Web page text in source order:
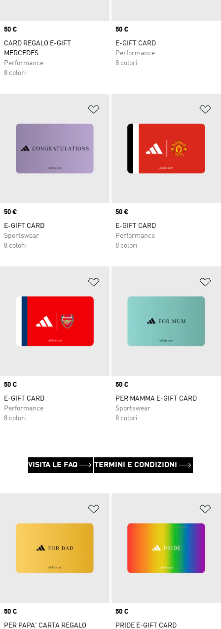
Price
50 €
CARD REGALO E-GIFT
MERCEDES
Performance
8 colori
Price
50 €
E-GIFT CARD
Performance
8 colori
Aggiungi alla lista dei desideri
Price
50 €
E-GIFT CARD
Sportswear
8 colori
Price
50 €
E-GIFT CARD
Performance
8 colori
Aggiungi alla lista dei desideri
Price
50 €
E-GIFT CARD
Performance
8 colori
Price
50 €
PER MAMMA E-GIFT CARD
Sportswear
8 colori
Aggiungi alla lista dei desideri
Price
50 €
PER PAPA' CARTA REGALO
Price
50 €
PRIDE E-GIFT CARD
VISITA LE FAQ TERMINI E CONDIZIONI